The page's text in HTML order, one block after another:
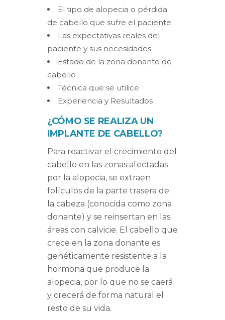
El tipo de alopecia o pérdida
de cabello que sufre el paciente.
Las expectativas reales del
paciente y sus necesidades
Estado de la zona donante de
cabello
Técnica que se utilice
Experiencia y Resultados
¿CÓMO SE REALIZA UN
IMPLANTE DE CABELLO?
Para reactivar el crecimiento del
cabello en las zonas afectadas
por la alopecia, se extraen
folículos de la parte trasera de
la cabeza (conocida como zona
donante) y se reinsertan en las
áreas con calvicie. El cabello que
crece en la zona donante es
genéticamente resistente a la
hormona que produce la
alopecia, por lo que no se caerá
y crecerá de forma natural el
resto de su vida.